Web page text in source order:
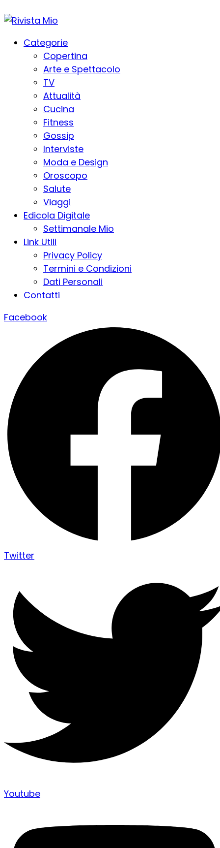
Categorie
Copertina
Arte e Spettacolo
TV
Attualità
Cucina
Fitness
Gossip
Interviste
Moda e Design
Oroscopo
Salute
Viaggi
Edicola Digitale
Settimanale Mio
Link Utili
Privacy Policy
Termini e Condizioni
Dati Personali
Contatti
Facebook
Twitter
Youtube